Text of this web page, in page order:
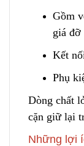
Gồm
giá
Kết
Phụ
Dòng chất
cặn giữ lại
Những lợi